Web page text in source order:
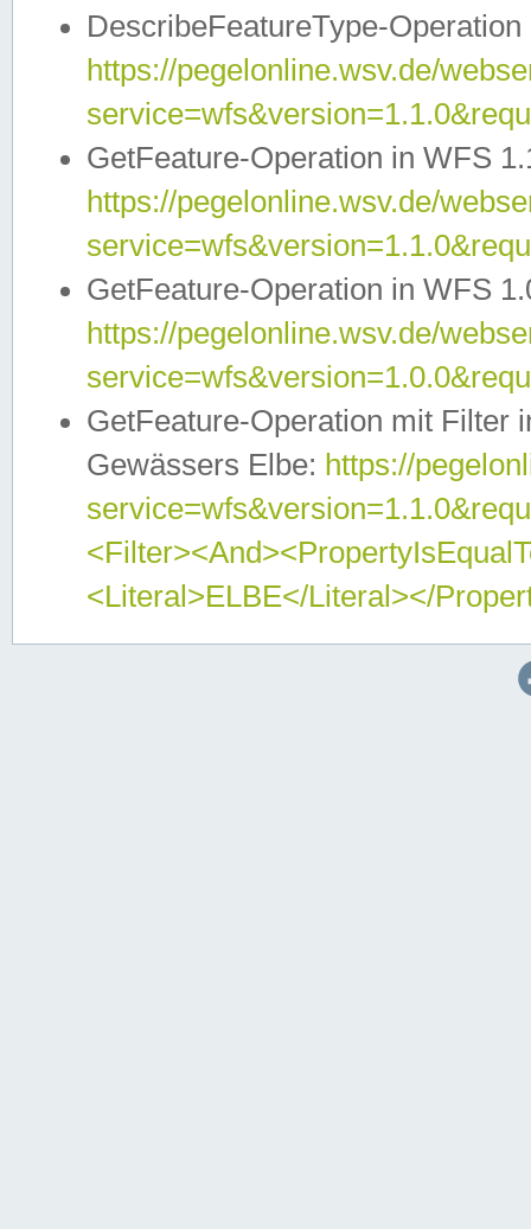
DescribeFeatureType-
https://pegelonline.wsv.de/
GetFeature-Operation in WFS
https://pegelonline.wsv.de/
GetFeature-Operation in WFS
https://pegelonline.wsv.de/
GetFeature-Operation mit Filter
Gewässers Elbe: https://
<Literal>ELBE</Literal></